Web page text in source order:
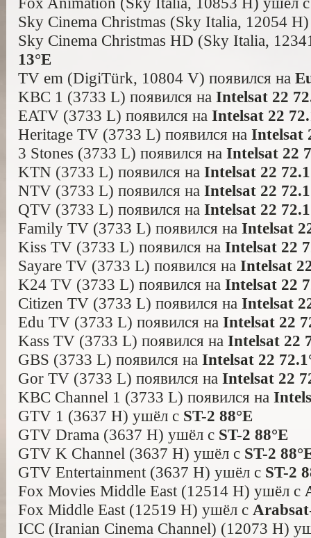
Sky Cinema Christmas (Sky Italia, 12054
Sky Cinema Christmas HD (Sky Italia,
13°E
TV em (DigiTürk, 10804 V) появился на
KBC 1 (3733 L) появился на Intelsat 22
EATV (3733 L) появился на Intelsat 22
Heritage TV (3733 L) появился на Intelsat
3 Stones (3733 L) появился на Intelsat 22
KTN (3733 L) появился на Intelsat 22
NTV (3733 L) появился на Intelsat 22
QTV (3733 L) появился на Intelsat 22
Family TV (3733 L) появился на Intelsat
Kiss TV (3733 L) появился на Intelsat 22
Sayare TV (3733 L) появился на Intelsat
K24 TV (3733 L) появился на Intelsat 22
Citizen TV (3733 L) появился на Intelsat
Edu TV (3733 L) появился на Intelsat 22
Kass TV (3733 L) появился на Intelsat 22
GBS (3733 L) появился на Intelsat 22
Gor TV (3733 L) появился на Intelsat 22
KBC Channel 1 (3733 L) появился на
GTV 1 (3637 H) ушёл с ST-2 88°E
GTV Drama (3637 H) ушёл с ST-2 88°E
GTV K Channel (3637 H) ушёл с ST-2
GTV Entertainment (3637 H) ушёл с ST-2
Fox Movies Middle East (12514 H) ушёл с
Fox Middle East (12519 H) ушёл с
ICC (Iranian Cinema Channel) (12073 H)